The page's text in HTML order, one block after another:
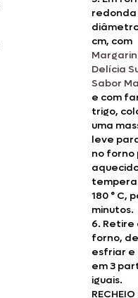
redonda
cm, com
Delícia
Sabor
e com
trigo,
uma
leve
no forno
180 ° C,
minutos.
6. Retire
forno,
esfriar
em 3
iguais.
RECHEIO